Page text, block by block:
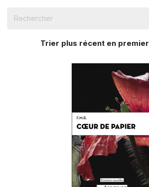
Trier plus récent en premier